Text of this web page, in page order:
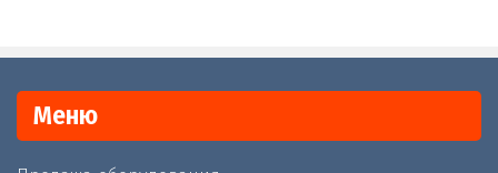
Меню